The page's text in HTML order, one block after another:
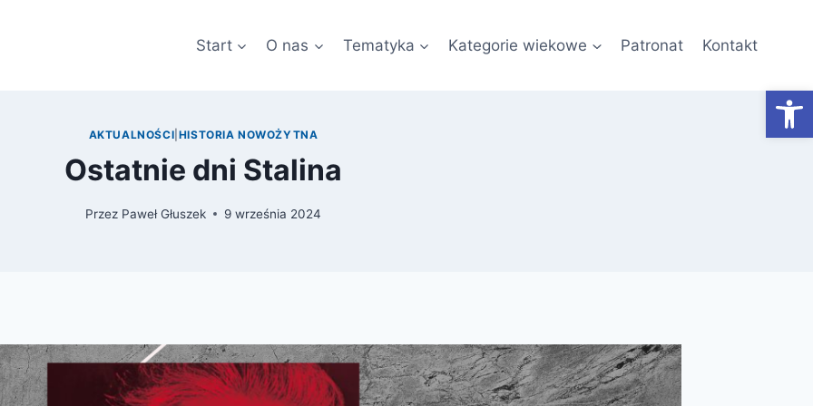
Start O nas Tematyka Kategorie wiekowe Patronat Kontakt
AKTUALNOŚCI HISTORIA NOWOŻYTNA
Ostatnie dni Stalina
Przez Paweł Głuszek 9 września 2024